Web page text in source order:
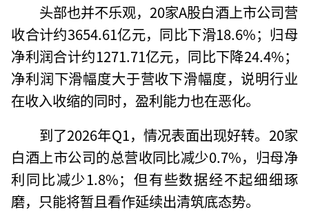
头部也并不乐观，20家A股白酒上市公司营
收合计约3654.61亿元，同比下滑18.6%；归母
净利润合计约1271.71亿元，同比下降24.4%；
净利润下滑幅度大于营收下滑幅度，说明行业
在收入收缩的同时，盈利能力也在恶化。
到了2026年Q1，情况表面出现好转。20家
白酒上市公司的总营收同比减少0.7%，归母净
利同比减少1.8%；但有些数据经不起细细琢
磨，只能将暂且看作延续出清筑底态势。